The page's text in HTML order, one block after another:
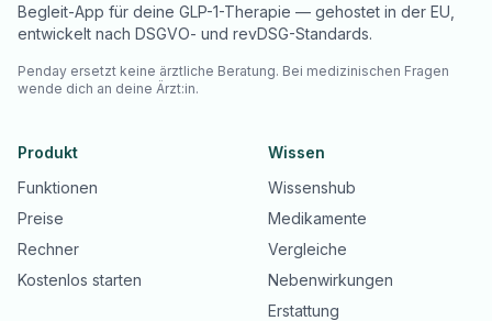
Begleit-App für deine GLP-1-Therapie — gehostet in der EU,
entwickelt nach DSGVO- und revDSG-Standards.
Penday ersetzt keine ärztliche Beratung. Bei medizinischen Fragen
wende dich an deine Ärzt:in.
Produkt
Funktionen
Preise
Rechner
Kostenlos starten
Wissen
Wissenshub
Medikamente
Vergleiche
Nebenwirkungen
Erstattung